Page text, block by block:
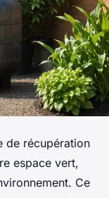
de récupération
espace vert,
Ce